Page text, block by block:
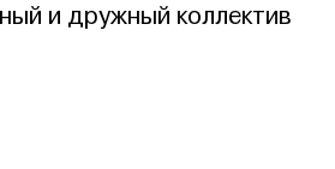
и дружный коллектив